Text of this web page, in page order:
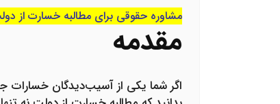
مشاوره حقوقی برای مطالبه خسارت از
مقدمه
اگر شما یکی از آسیب‌دیدگان خسارات